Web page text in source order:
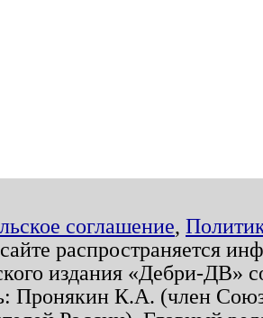
соглашение,
распространяется
издания «Дебри-ДВ»
Пронякин К.А. (член